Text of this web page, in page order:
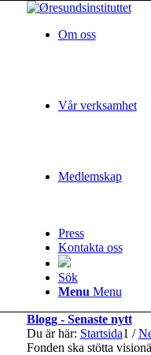
Om oss
Vår verksamhet
Medlemskap
Press
Kontakta oss
Sök
Menu Menu
Blogg - Senaste nytt
Du är här: Startsida1 /
Fonden ska stötta